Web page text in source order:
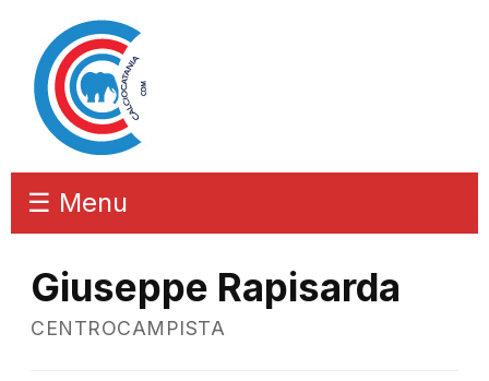
☰ Menu
Giuseppe Rapisarda
CENTROCAMPISTA